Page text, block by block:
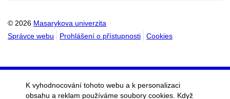
© 2026 Masarykova univerzita
Správce webu
Prohlášení o přístupnosti Cookies
K vyhodnocování tohoto webu a k personalizaci
obsahu a reklam používáme soubory cookies. Když